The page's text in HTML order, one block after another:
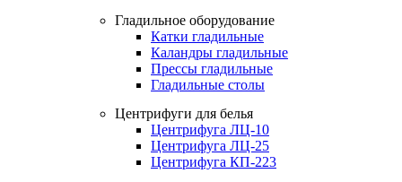
Гладильное оборудование
Катки гладильные
Каландры гладильные
Прессы гладильные
Гладильные столы
Центрифуги для белья
Центрифуга ЛЦ-10
Центрифуга ЛЦ-25
Центрифуга КП-223